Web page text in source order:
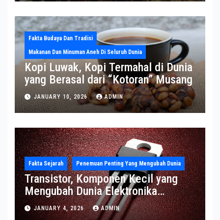
Fakta Budaya Dan Tradisi
Makanan Dan Minuman Aneh Di Seluruh Dunia
Kopi Luwak, Kopi Termahal di Dunia
yang Berasal dari “Kotoran” Musang
JANUARY 10, 2026 ADMIN
Fakta Sejarah Penemuan Penting Yang Mengubah Dunia
Transistor, Komponen Kecil yang
Mengubah Dunia Elektronika
Modern
JANUARY 4, 2026 ADMIN